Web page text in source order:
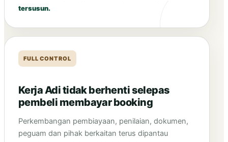
tersusun.
FULL CONTROL
Kerja Adi tidak berhenti selepas
pembeli membayar booking
Perkembangan pembiayaan, penilaian, dokumen,
peguam dan pihak berkaitan terus dipantau